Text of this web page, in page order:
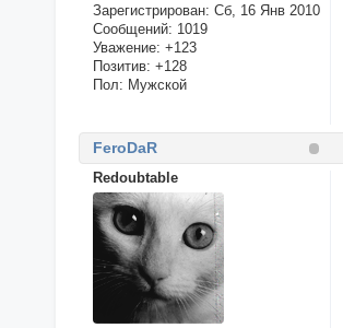
Зарегистрирован: Сб, 16 Янв 2010
Сообщений: 1019
Уважение: +123
Позитив: +128
Пол: Мужской
FeroDaR
Redoubtable